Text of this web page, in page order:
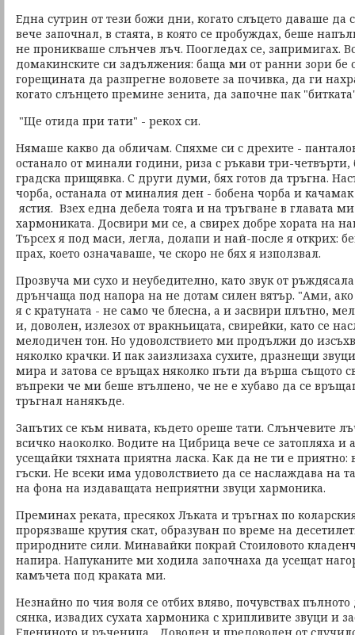
Една сутрин от тези божи дни, когато слъцето даваше да
вече започнал, в стаята, в която се пробуждах, беше
не проникваше слънчев лъч. Поогледах се, запримигах.
домакинските си задължения: баща ми от ранни зори бе
горещината да разпрегне воловете за почивка, да ги
когато слънцето премине зенита, да започне пак
"Ще отида при тати" - рекох си.
Нямаше какво да обличам. Спяхме си с дрехите -
останало от минали години, риза с ръкави три-
градска прищявка. С други думи, бях готов да тръгна.
чорба, останала от миналия ден - бобена чорба и
ястия. Взех една дебела тояга и на тръгване в главата
хармониката. Досвири ми се, а свирех добре хората на
Търсех я под маси, легла, долапи и най-после я открих:
прах, което означаваше, че скоро не бях я използвал.
Прозвуча ми сухо и неубедително, като звук от
дрънчаща под напора на не дотам силен вятър. "Ами,
я с кратуната - не само че блесна, а и засвири плътно,
и, доволен, излезох от вракньицата, свирейки, като се
мелодичен тон. Но удоволствието ми продължи до
няколко крачки. И пак заизлизаха сухите, дразнещи
мира и затова се връщах няколко пъти да върша същото
въпреки че ми беше втълпено, че не е хубаво да се
тръгнал нанякъде.
Запътих се към нивата, където ореше тати. Слънчевите
всичко наоколко. Водите на Цибрица вече се затопляха и
усещайки тяхната приятна ласка. Как да не ти е
гъски. Не всеки има удоволствието да се наслаждава на
на фона на издаващата неприятни звуци хармоника.
Преминах реката, пресякох Лъката и тръгнах по
прорязваше крутия скат, образуван по време на
природните сили. Минавайки покрай Стоиловото
напира. Напуканите ми ходила започнаха да усещат
камъчета под краката ми.
Незнайно по чия воля се отбих вляво, почувствах пълното
сянка, извадих сухата хармоника с хрипливите звуци и